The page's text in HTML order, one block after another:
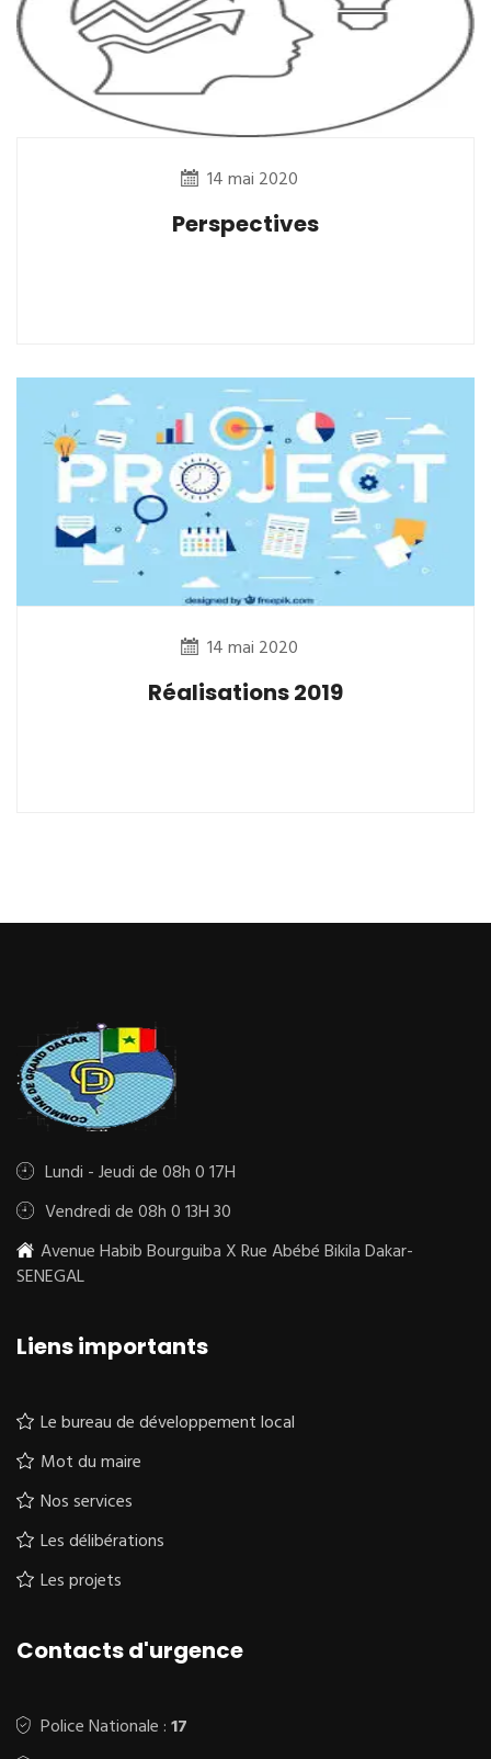
14 mai 2020
Perspectives
14 mai 2020
Réalisations 2019
Lundi - Jeudi de 08h 0 17H
Vendredi de 08h 0 13H 30
Avenue Habib Bourguiba X Rue Abébé Bikila Dakar-
SENEGAL
Liens importants
Le bureau de développement local
Mot du maire
Nos services
Les délibérations
Les projets
Contacts d'urgence
Police Nationale :17